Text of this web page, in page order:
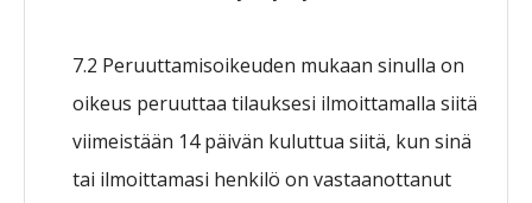
7.2 Peruuttamisoikeuden mukaan sinulla on
oikeus peruuttaa tilauksesi ilmoittamalla siitä
viimeistään 14 päivän kuluttua siitä, kun sinä
tai ilmoittamasi henkilö on vastaanottanut